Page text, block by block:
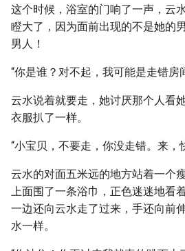
这个时候，浴室的门响了一声，云
瞪大了，因为面前出现的不是她的
男人！
“你是谁？对不起，我可能是走错房
云水说着就要走，她讨厌那个人看
衣服扒了一样。
“小宝贝，不要走，你没走错。来，
云水的对面五米远的地方站着一个
上面围了一条浴巾，正色迷迷地看
一边还向云水走了过来，手还向前
水一样。